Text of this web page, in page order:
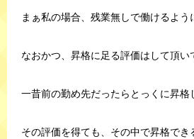
まぁ私の場合、残業無しで働けるよ
なおかつ、昇格に足る評価はして頂い
一昔前の勤め先だったらとっくに昇格
その評価を得ても、その中で昇格でき